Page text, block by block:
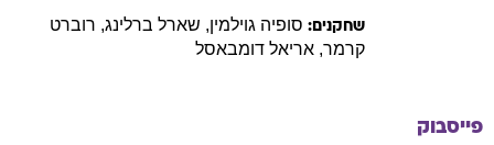
שחקנים: סופיה גוילמין, שארל ברלינג, רוברט
קרמר, אריאל דומבאסל
פייסבוק